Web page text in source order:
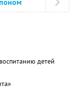
детей